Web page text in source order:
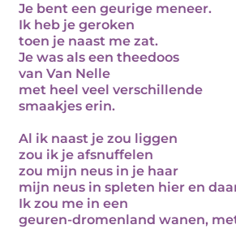
Je bent een geurige meneer.
Ik heb je geroken
toen je naast me zat.
Je was als een theedoos
van Van Nelle
met heel veel verschillende
smaakjes erin.
Al ik naast je zou liggen
zou ik je afsnuffelen
zou mijn neus in je haar
mijn neus in spleten hier en
Ik zou me in een
geuren-dromenland wanen,